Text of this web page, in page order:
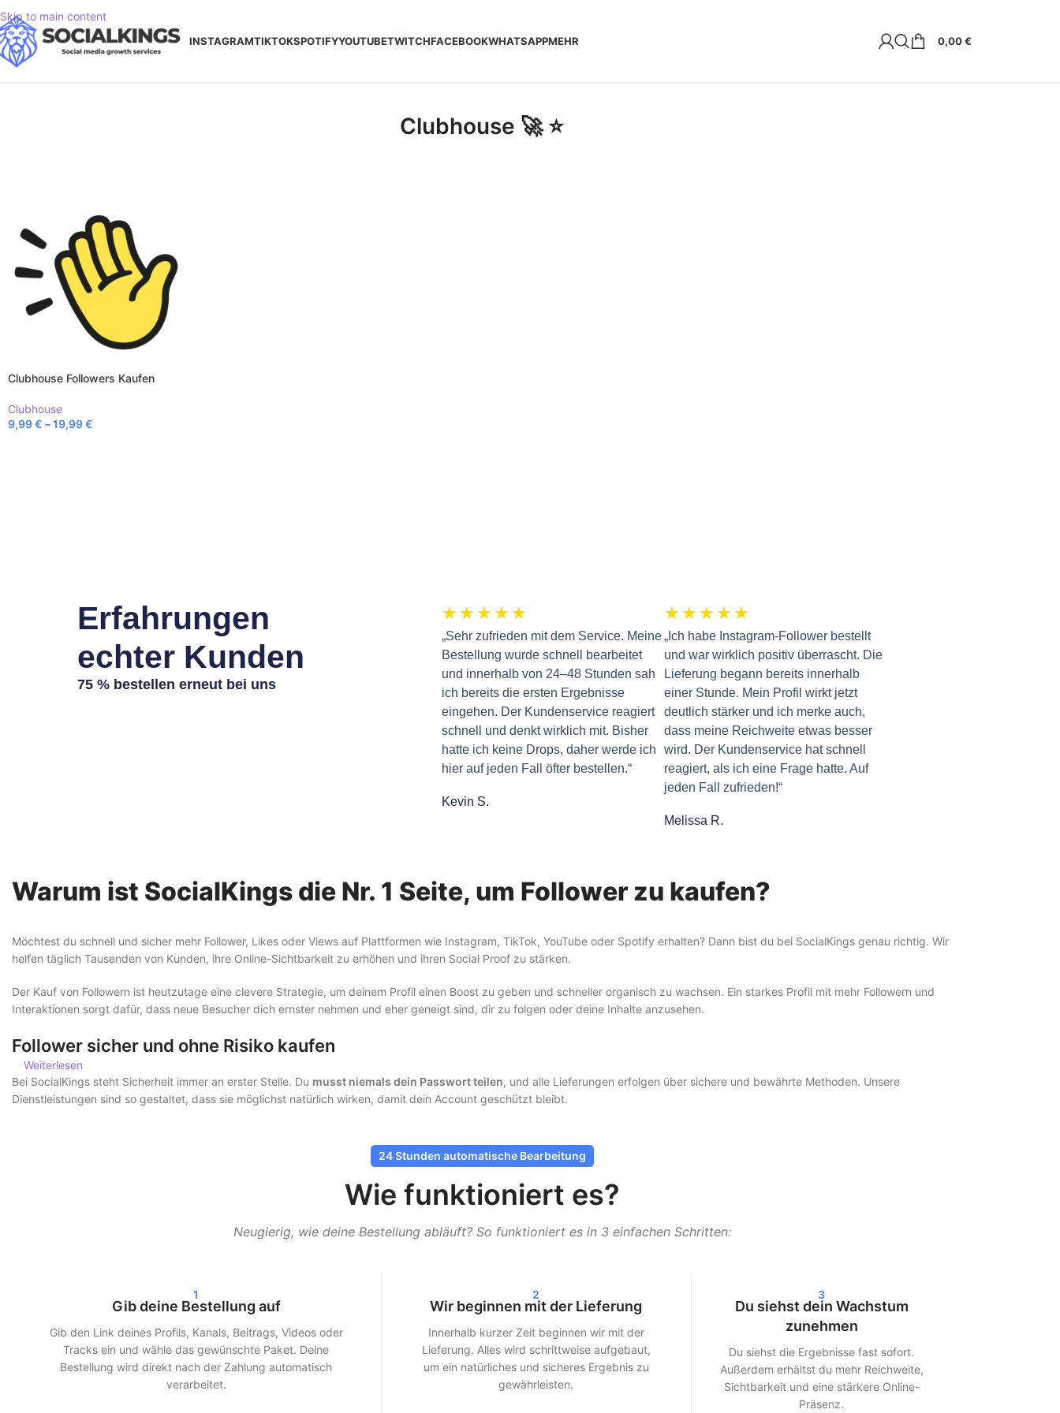
Skip to main content
INSTAGRAMTIKTOKSPOTIFYYOUTUBETWITCHFACEBOOKWHATSAPPMEHR 0,00€
Clubhouse 🚀 ⭐️
Clubhouse Followers Kaufen
Clubhouse
9,99€ –19,99€
Erfahrungen
echter Kunden
75 % bestellen erneut bei uns
★ ★ ★ ★ ★
„Sehr zufrieden mit dem Service. Meine
Bestellung wurde schnell bearbeitet
und innerhalb von 24–48 Stunden sah
ich bereits die ersten Ergebnisse
eingehen. Der Kundenservice reagiert
schnell und denkt wirklich mit. Bisher
hatte ich keine Drops, daher werde ich
hier auf jeden Fall öfter bestellen.“
Kevin S.
★ ★ ★ ★ ★
„Ich habe Instagram-Follower bestellt
und war wirklich positiv überrascht. Die
Lieferung begann bereits innerhalb
einer Stunde. Mein Profil wirkt jetzt
deutlich stärker und ich merke auch,
dass meine Reichweite etwas besser
wird. Der Kundenservice hat schnell
reagiert, als ich eine Frage hatte. Auf
jeden Fall zufrieden!“
Melissa R.
Warum ist SocialKings die Nr. 1 Seite, um Follower zu kaufen?
Möchtest du schnell und sicher mehr Follower, Likes oder Views auf Plattformen wie Instagram, TikTok, YouTube oder Spotify erhalten? Dann bist du bei SocialKings genau richtig. Wir
helfen täglich Tausenden von Kunden, ihre Online-Sichtbarkeit zu erhöhen und ihren Social Proof zu stärken.
Der Kauf von Followern ist heutzutage eine clevere Strategie, um deinem Profil einen Boost zu geben und schneller organisch zu wachsen. Ein starkes Profil mit mehr Followern und
Interaktionen sorgt dafür, dass neue Besucher dich ernster nehmen und eher geneigt sind, dir zu folgen oder deine Inhalte anzusehen.
Follower sicher und ohne Risiko kaufen
Bei SocialKings steht Sicherheit immer an erster Stelle. Du musst niemals dein Passwort teilen, und alle Lieferungen erfolgen über sichere und bewährte Methoden. Unsere
Dienstleistungen sind so gestaltet, dass sie möglichst natürlich wirken, damit dein Account geschützt bleibt.
Dienstleistungen sind so gestaltet, dass sie möglichst natürlich wirken, damit dein Account geschützt bleibt.
Schnelle Lieferung und echte Ergebnisse
Statistiken. Egal, ob du Instagram-Follower kaufst, TikTok-Views kaufst oder Spotify-Streams kaufst – wir sorgen für eine schnelle und effiziente Lieferung.
Mehr Reichweite und Glaubwürdigkeit in den sozialen Medien
Mehr Follower und Interaktionen sorgen nicht nur für ein besseres Erscheinungsbild deines Profils, sondern auch für mehr Reichweite. Social-Media-Plattformen zeigen Inhalte
schneller einem größeren Publikum, wenn bereits Engagement vorhanden ist.
Weiterlesen
24 Stunden automatische Bearbeitung
Wie funktioniert es?
Neugierig, wie deine Bestellung abläuft? So funktioniert es in 3 einfachen Schritten:
1
Gib deine Bestellung auf
Gib den Link deines Profils, Kanals, Beitrags, Videos oder
Tracks ein und wähle das gewünschte Paket. Deine
Bestellung wird direkt nach der Zahlung automatisch
verarbeitet.
2
Wir beginnen mit der Lieferung
Innerhalb kurzer Zeit beginnen wir mit der
Lieferung. Alles wird schrittweise aufgebaut,
um ein natürliches und sicheres Ergebnis zu
gewährleisten.
3
Du siehst dein Wachstum
zunehmen
Du siehst die Ergebnisse fast sofort.
Außerdem erhältst du mehr Reichweite,
Sichtbarkeit und eine stärkere Online-
Präsenz.